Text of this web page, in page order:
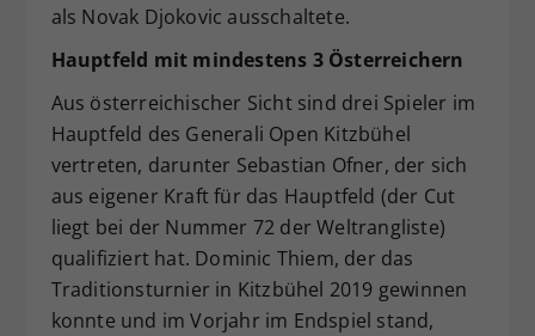
als Novak Djokovic ausschaltete.
Hauptfeld mit mindestens 3 Österreichern
Aus österreichischer Sicht sind drei Spieler im
Hauptfeld des Generali Open Kitzbühel
vertreten, darunter Sebastian Ofner, der sich
aus eigener Kraft für das Hauptfeld (der Cut
liegt bei der Nummer 72 der Weltrangliste)
qualifiziert hat. Dominic Thiem, der das
Traditionsturnier in Kitzbühel 2019 gewinnen
konnte und im Vorjahr im Endspiel stand,